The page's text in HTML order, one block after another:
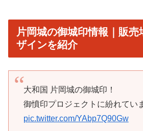
片岡城の御城印情報｜販売
ザインを紹介
大和国 片岡城の御城印！
御憤印プロジェクトに紛れてい
pic.twitter.com/YAbp7Q90Gw